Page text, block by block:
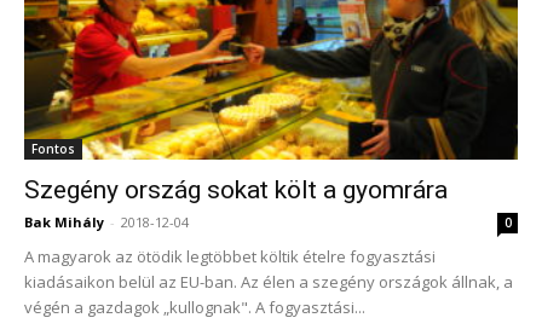
Fontos
Szegény ország sokat költ a gyomrára
Bak Mihály - 2018-12-04 0
A magyarok az ötödik legtöbbet költik ételre fogyasztási
kiadásaikon belül az EU-ban. Az élen a szegény országok állnak, a
végén a gazdagok „kullognak". A fogyasztási...